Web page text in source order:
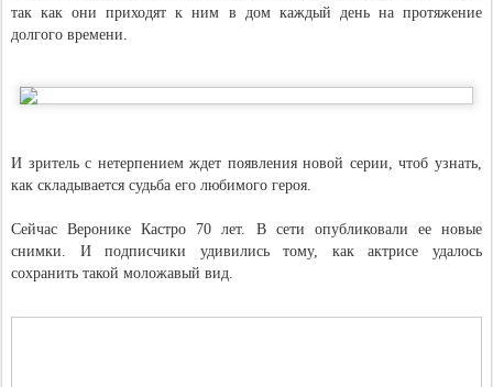
так как они приходят к ним в дом каждый день на протяжение
долгого времени.
И зритель с нетерпением ждет появления новой серии, чтоб узнать,
как складывается судьба его любимого героя.
Сейчас Веронике Кастро 70 лет. В сети опубликовали ее новые
снимки. И подписчики удивились тому, как актрисе удалось
сохранить такой моложавый вид.